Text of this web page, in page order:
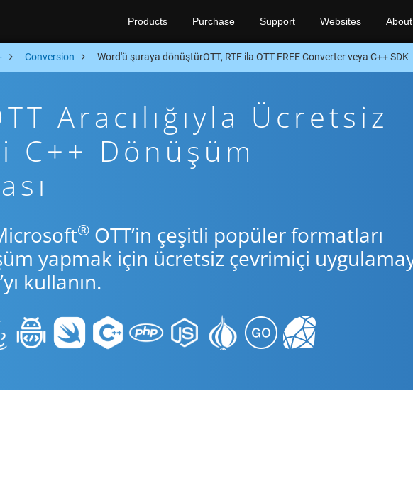
Products Purchase Support Websites About
Conversion Word'ü şuraya dönüştürOTT, RTF ila OTT FREE Converter veya C++ SDK
Aracılığıyla Ücretsiz
C++ Dönüşüm
® OTT’in çeşitli popüler formatları
yapmak için ücretsiz çevrimiçi
kullanın.